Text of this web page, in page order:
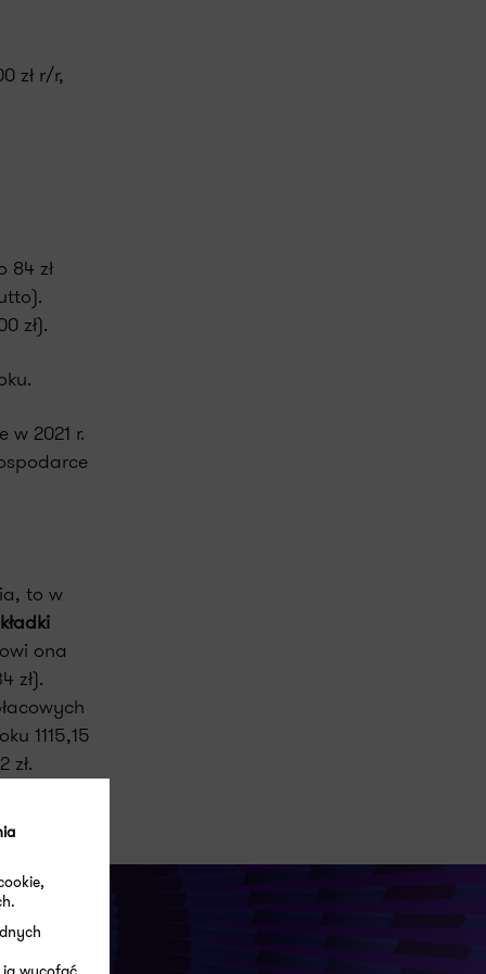
zł r/r,
84 zł
zł).
2021 r.
to w
ona
zł).
1115,15
zł.